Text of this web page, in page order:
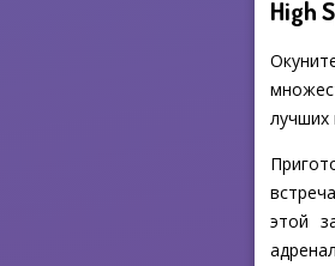
High
лучших
этой